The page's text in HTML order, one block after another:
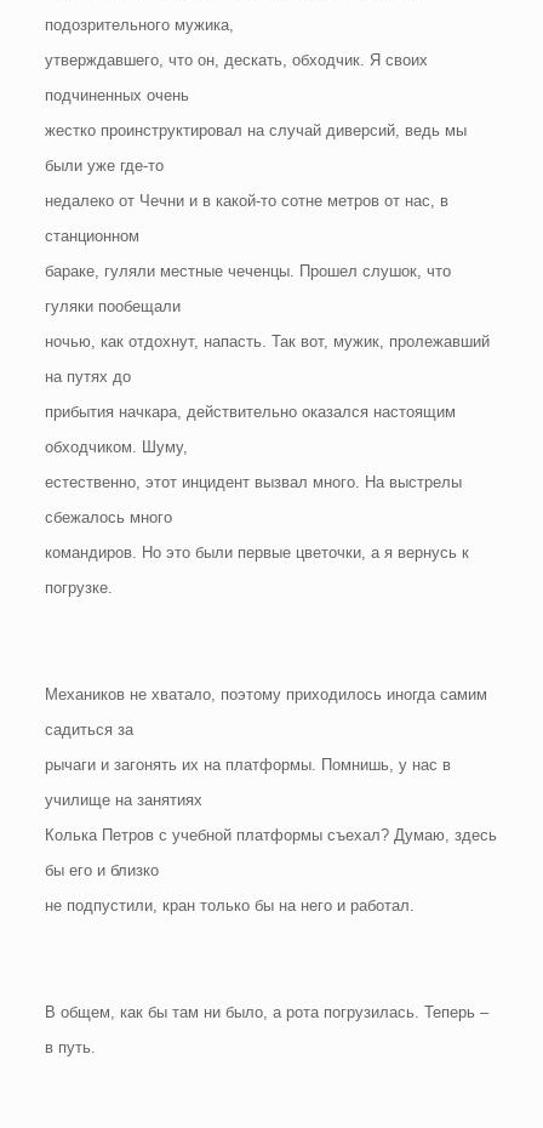
подозрительного мужика,
утверждавшего, что он, дескать, обходчик. Я своих
подчиненных очень
жестко проинструктировал на случай диверсий, ведь мы
были уже где-то
недалеко от Чечни и в какой-то сотне метров от нас, в
станционном
бараке, гуляли местные чеченцы. Прошел слушок, что
гуляки пообещали
ночью, как отдохнут, напасть. Так вот, мужик, пролежавший
на путях до
прибытия начкара, действительно оказался настоящим
обходчиком. Шуму,
естественно, этот инцидент вызвал много. На выстрелы
сбежалось много
командиров. Но это были первые цветочки, а я вернусь к
погрузке.
Механиков не хватало, поэтому приходилось иногда самим
садиться за
рычаги и загонять их на платформы. Помнишь, у нас в
училище на занятиях
Колька Петров с учебной платформы съехал? Думаю, здесь
бы его и близко
не подпустили, кран только бы на него и работал.
В общем, как бы там ни было, а рота погрузилась. Теперь –
в путь.